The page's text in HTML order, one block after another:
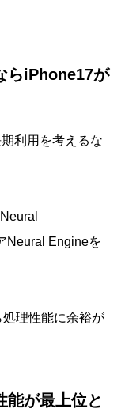
らiPhone17が
利用を考えるな
Neural Engineを
理性能に余裕が
能が最上位と